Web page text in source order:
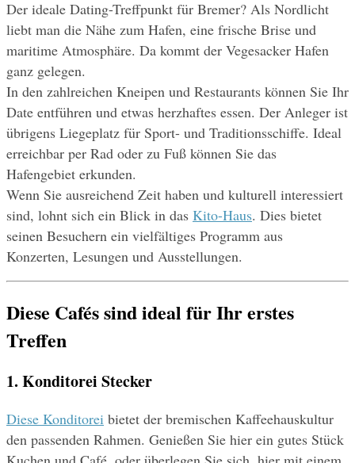
Der ideale Dating-Treffpunkt für Bremer? Als Nordlicht
liebt man die Nähe zum Hafen, eine frische Brise und
maritime Atmosphäre. Da kommt der Vegesacker Hafen
ganz gelegen.
In den zahlreichen Kneipen und Restaurants können Sie Ihr
Date entführen und etwas herzhaftes essen. Der Anleger ist
übrigens Liegeplatz für Sport- und Traditionsschiffe. Ideal
erreichbar per Rad oder zu Fuß können Sie das
Hafengebiet erkunden.
Wenn Sie ausreichend Zeit haben und kulturell interessiert
sind, lohnt sich ein Blick in das Kito-Haus. Dies bietet
seinen Besuchern ein vielfältiges Programm aus
Konzerten, Lesungen und Ausstellungen.
Diese Cafés sind ideal für Ihr erstes
Treffen
1. Konditorei Stecker
Diese Konditorei bietet der bremischen Kaffeehauskultur
den passenden Rahmen. Genießen Sie hier ein gutes Stück